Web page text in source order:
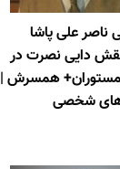
ناصر علی پاشا
نقش دایی نصرت در
همسرش |
شخصی